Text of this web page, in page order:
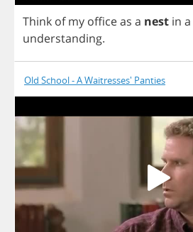
Think of my officeas a nest in a
understanding.
Old School - A Waitresses' Panties